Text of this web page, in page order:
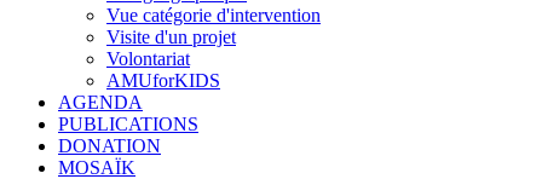
Vue catégorie d'intervention
Visite d'un projet
Volontariat
AMUforKIDS
AGENDA
PUBLICATIONS
DONATION
MOSAÏK